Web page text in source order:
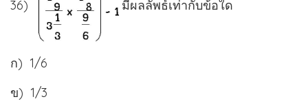
36) มีผลลัพธ์เท่ากับข้อใด
ก) 1/6
ข) 1/3